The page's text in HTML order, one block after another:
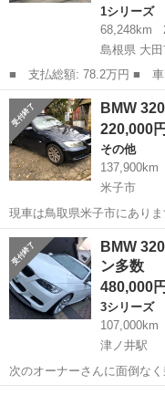
1シリーズ
68,248km
島根県 大田
■ 支払総額: 78.2万円 ■ 車両本体価格： 500,000 円 ■ メーカー
名： ＢＭＷ ■ 車種名：
ｉ プッシュスタート 人
量： 160...
島根 大田市 1シリ
BMW
220,000円
その他
137,900km
米子市
現車は鳥取県米子市にあり
乗らないのでお安くお売り
外観は綺麗な方だと思いま
こと ご了承ください。 名変...
鳥取 米子市
BMW
ン多数
480,000円
3シリーズ
107,000km
津ノ井駅
次のオーナーさんに面倒な
新品に交換したところもち